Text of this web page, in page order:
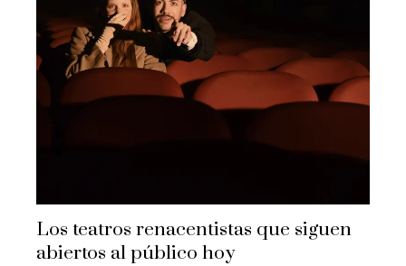
Los teatros renacentistas que siguen
abiertos al público hoy